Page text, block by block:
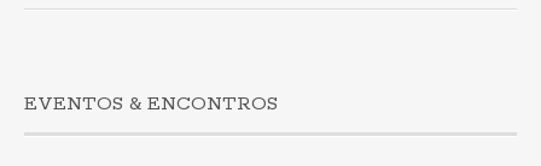
EVENTOS & ENCONTROS